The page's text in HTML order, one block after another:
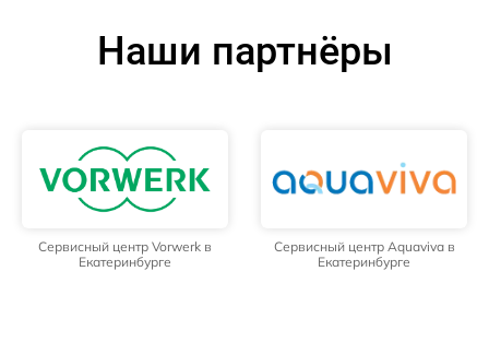
Наши партнёры
Сервисный центр Vorwerk в
Екатеринбурге
Сервисный центр Aquaviva в
Екатеринбурге